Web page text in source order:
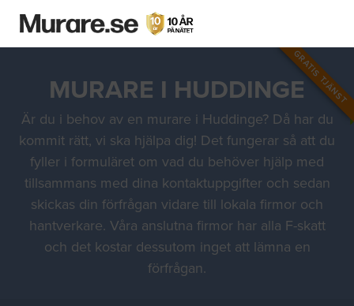
GRATIS TJÄNST
MURARE I HUDDINGE
Är du i behov av en murare i Huddinge? Då har du
kommit rätt, vi ska hjälpa dig! Det fungerar så att du
fyller i formuläret om vad du behöver hjälp med
tillsammans med dina kontaktuppgifter och sedan
skickas din förfrågan vidare till lokala firmor och
hantverkare. Våra anslutna firmor har alla F-skatt
och det kostar dessutom inget att lämna en
förfrågan.